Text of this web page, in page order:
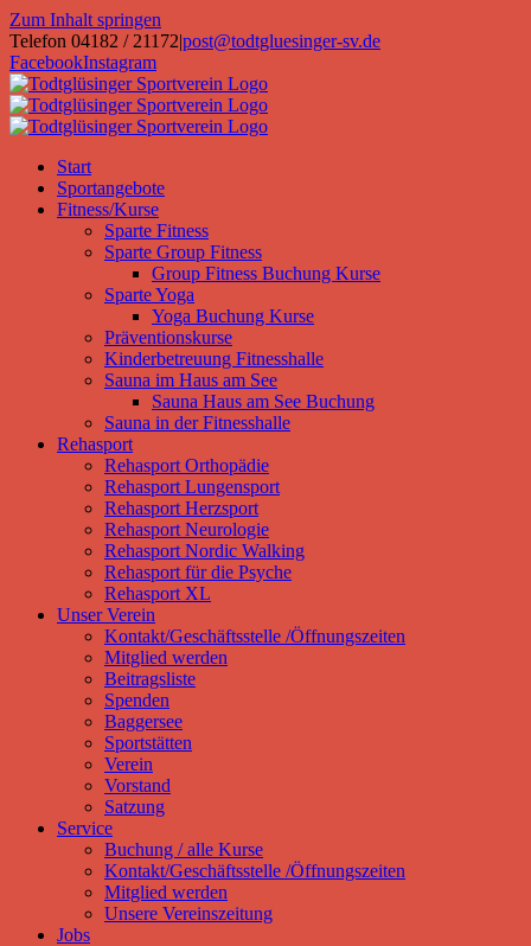
Zum Inhalt springen
Telefon 04182 / 21172|post@todtgluesinger-sv.de
FacebookInstagram
Start
Sportangebote
Fitness/Kurse
Sparte Fitness
Sparte Group Fitness
Group Fitness Buchung Kurse
Sparte Yoga
Yoga Buchung Kurse
Präventionskurse
Kinderbetreuung Fitnesshalle
Sauna im Haus am See
Sauna Haus am See Buchung
Sauna in der Fitnesshalle
Rehasport
Rehasport Orthopädie
Rehasport Lungensport
Rehasport Herzsport
Rehasport Neurologie
Rehasport Nordic Walking
Rehasport für die Psyche
Rehasport XL
Unser Verein
Kontakt/Geschäftsstelle /Öffnungszeiten
Mitglied werden
Beitragsliste
Spenden
Baggersee
Sportstätten
Verein
Vorstand
Satzung
Service
Buchung / alle Kurse
Kontakt/Geschäftsstelle /Öffnungszeiten
Mitglied werden
Unsere Vereinszeitung
Jobs